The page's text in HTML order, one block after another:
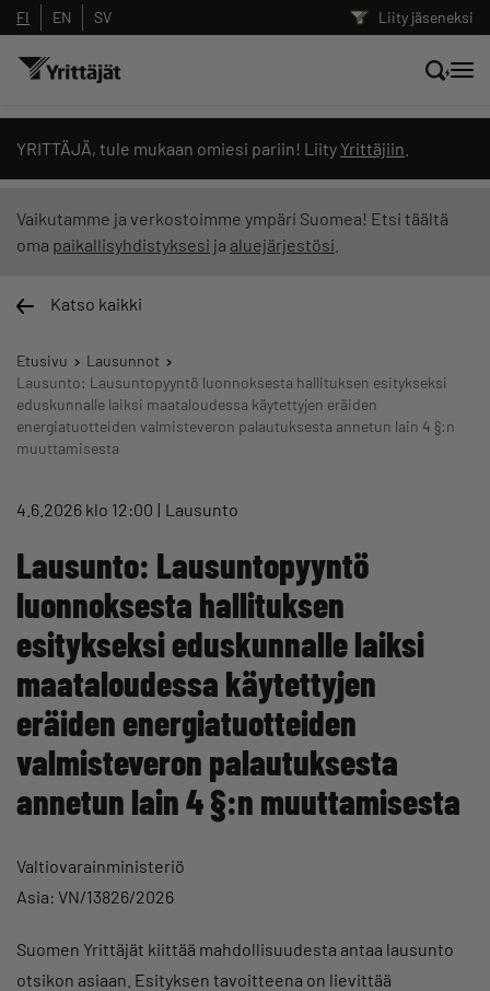
Liity jäseneksi
FI EN SV
YRITTÄJÄ, tule mukaan omiesi pariin! Liity Yrittäjiin
Vaikutamme ja verkostoimme ympäri Suomea! Etsi täältä
oma paikallisyhdistyksesi ja aluejärjestösi
Katso kaikki
Etusivu
Lausunnot
Lausunto: Lausuntopyyntö luonnoksesta hallituksen esitykseksi
eduskunnalle laiksi maataloudessa käytettyjen eräiden
energiatuotteiden valmisteveron palautuksesta annetun lain 4 §:n
muuttamisesta
4.6.2026 klo 12:00 Lausunto
Lausunto: Lausuntopyyntö
luonnoksesta hallituksen
esitykseksi eduskunnalle laiksi
maataloudessa käytettyjen
eräiden energiatuotteiden
valmisteveron palautuksesta
annetun lain 4 §:n muuttamisesta
Valtiovarainministeriö
Asia: VN/13826/2026
Suomen Yrittäjät kiittää mahdollisuudesta antaa lausunto
otsikon asiaan. Esityksen tavoitteena on lievittää
Hae sivustolta tai kysy suoraan
Yrittäjien tekoälyltä